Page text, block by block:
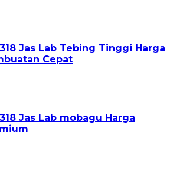
Jas Lab Tebing Tinggi Harga
Cepat
Jas Lab mobagu Harga